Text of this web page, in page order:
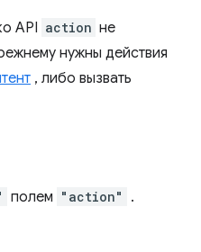
API action не
нужны действия
, либо вызвать
полем "action"
.